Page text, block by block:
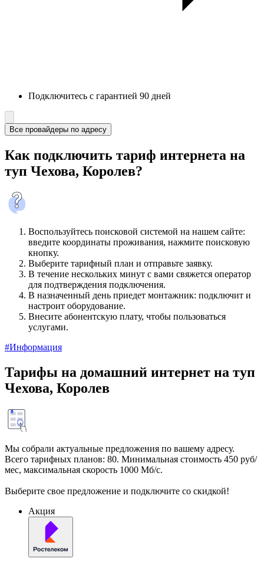
Подключитесь с гарантией 90 дней
Все провайдеры по адресу
Как подключить тариф интернета на
туп Чехова, Королев?
Воспользуйтесь поисковой системой на нашем сайте:
введите координаты проживания, нажмите поисковую
кнопку.
Выберите тарифный план и отправьте заявку.
В течение нескольких минут с вами свяжется оператор
для подтверждения подключения.
В назначенный день приедет монтажник: подключит и
настроит оборудование.
Внесите абонентскую плату, чтобы пользоваться
услугами.
#Информация
Тарифы на домашний интернет на туп
Чехова, Королев
Мы собрали актуальные предложения по вашему адресу.
Всего тарифных планов: 80. Минимальная стоимость 450 руб/
мес, максимальная скорость 1000 Мб/с.
Выберите свое предложение и подключите со скидкой!
Акция